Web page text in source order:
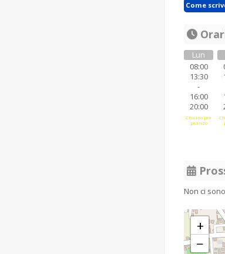
Come
Lun
08:00
13:30
-
16:00
20:00
Chiuso per
pranzo
Non ci
+
−